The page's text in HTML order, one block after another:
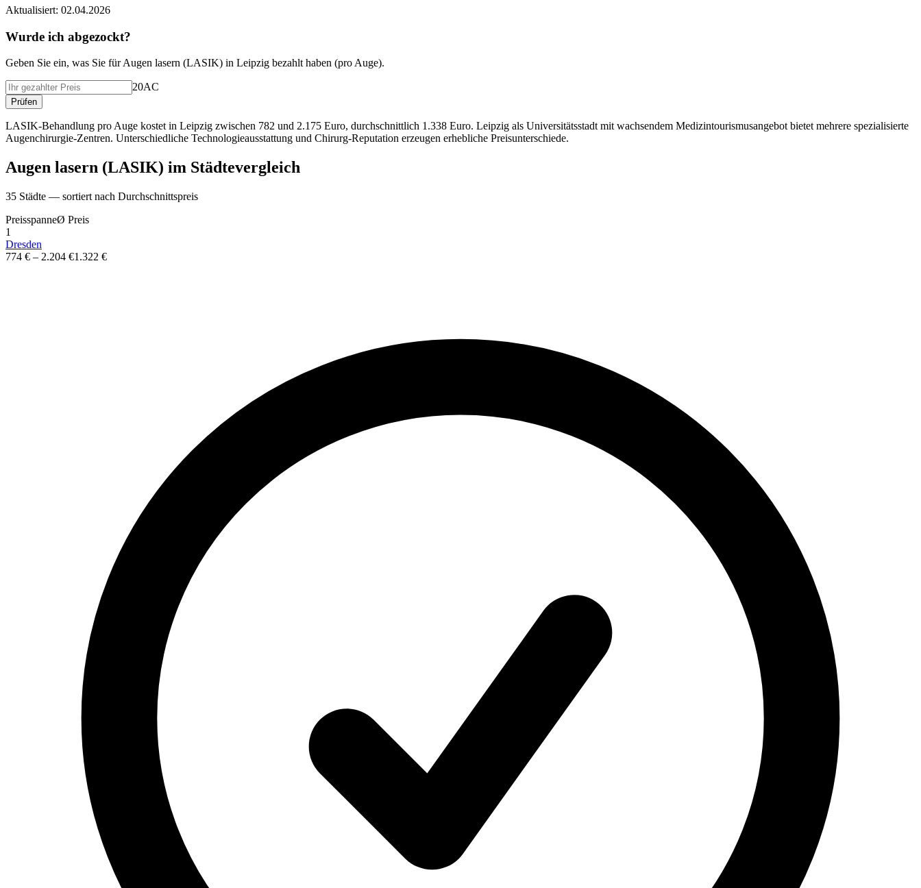
Aktualisiert: 02.04.2026
Wurde ich abgezockt?
Geben Sie ein, was Sie fürAugen lasern (LASIK) in Leipzig bezahlt haben (pro Auge).
20AC
Prüfen
LASIK-Behandlung pro Auge kostet in Leipzig zwischen 782 und 2.175 Euro, durchschnittlich 1.338 Euro. Leipzig als Universitätsstadt mit wachsendem Medizintourismusangebot bietet mehrere spezialisierte
Augenchirurgie-Zentren. Unterschiedliche Technologieausstattung und Chirurg-Reputation erzeugen erhebliche Preisunterschiede.
Augen lasern (LASIK) im Städtevergleich
35 Städte — sortiert nach Durchschnittspreis
PreisspanneØ Preis
1
Dresden
774 € – 2.204 €1.322 €